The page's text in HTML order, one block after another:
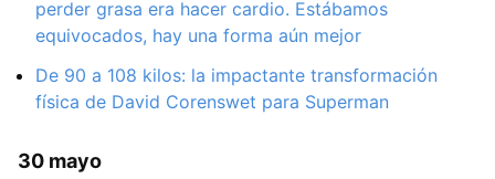
perder grasa era hacer cardio. Estábamos
equivocados, hay una forma aún mejor
De 90 a 108 kilos: la impactante transformación
física de David Corenswet para Superman
30 mayo